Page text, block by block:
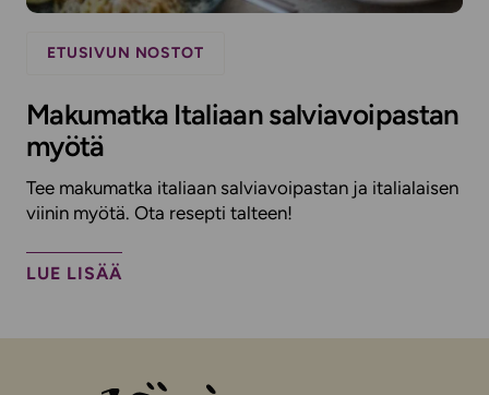
ETUSIVUN NOSTOT
Makumatka Italiaan salviavoipastan
myötä
Tee makumatka italiaan salviavoipastan ja italialaisen
viinin myötä. Ota resepti talteen!
LUE LISÄÄ